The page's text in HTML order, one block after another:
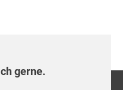
gerne.